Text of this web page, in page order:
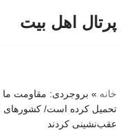
پرتال اهل بیت
خانه » بروجردی: مقاومت ما
تحمیل کرده است/ کشورهای
عقب‌نشینی کردند